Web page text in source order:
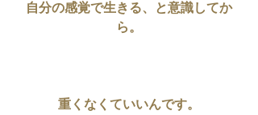
自分の感覚で生きる、と意識してか
ら。
重くなくていいんです。